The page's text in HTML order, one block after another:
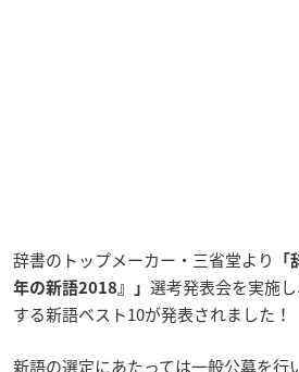
辞書のトップメーカー・三省堂より
年の新語2018』」 選考発表会を実施
する新語ベスト10が発表されました！
新語の選定にあたっては一般公募を行